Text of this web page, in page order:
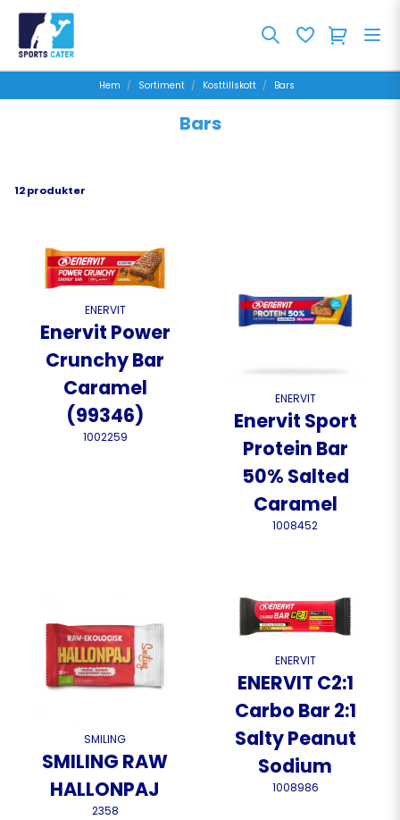
Hem Sortiment Kosttillskott Bars
Bars
12 produkter
ENERVIT
Enervit Power
Crunchy Bar
Caramel
(99346)
1002259
ENERVIT
Enervit Sport
Protein Bar
50% Salted
Caramel
1008452
SMILING
SMILING RAW
HALLONPAJ
2358
ENERVIT
ENERVIT C2:1
Carbo Bar 2:1
Salty Peanut
Sodium
1008986